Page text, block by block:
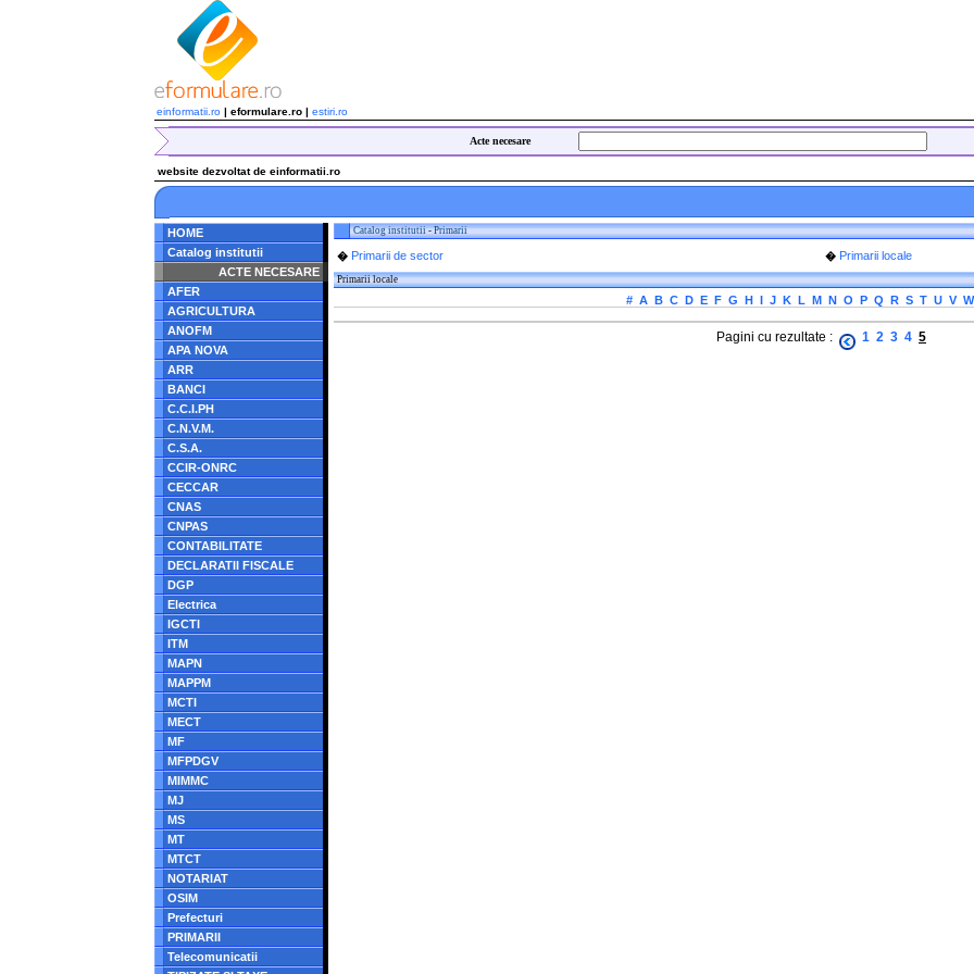
einformatii.ro | eformulare.ro | estiri.ro
Acte necesare
website dezvoltat de einformatii.ro
HOME
Catalog institutii
ACTE NECESARE
AFER
AGRICULTURA
ANOFM
APA NOVA
ARR
BANCI
C.C.I.PH
C.N.V.M.
C.S.A.
CCIR-ONRC
CECCAR
CNAS
CNPAS
CONTABILITATE
DECLARATII FISCALE
DGP
Electrica
IGCTI
ITM
MAPN
MAPPM
MCTI
MECT
MF
MFPDGV
MIMMC
MJ
MS
MT
MTCT
NOTARIAT
OSIM
Prefecturi
PRIMARII
Telecomunicatii
Catalog institutii-Primarii
� Primarii de sector � Primarii locale
Primarii locale
# A B C D E F G H I J K L M N O P Q R S T U V W
Pagini cu rezultate : 1 2 3 4 5